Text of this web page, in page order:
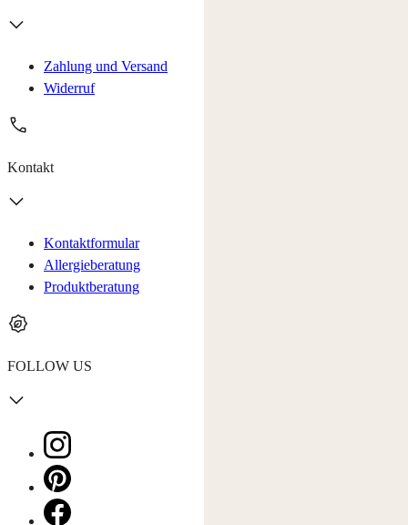
Zahlung und Versand
Widerruf
Kontakt
Kontaktformular
Allergieberatung
Produktberatung
FOLLOW US